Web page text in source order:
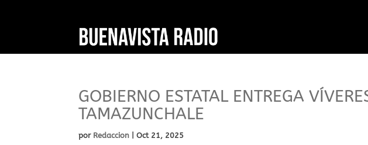
GOBIERNO ESTATAL ENTREGA
TAMAZUNCHALE
por Redaccion |Oct 21, 2025